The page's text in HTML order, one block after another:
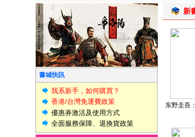
書城快訊
我系新手，如何購買？
香港/台灣免運費政策
優惠券激活及使用方式
全面服務保障、退換貨政策
新
东野圭吾